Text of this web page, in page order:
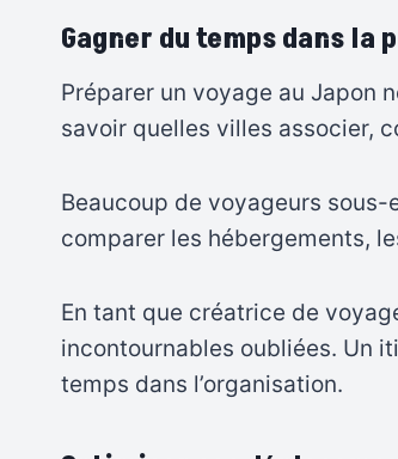
Gagner du temps dans la
Préparer un voyage au Japon
savoir quelles villes associer,
Beaucoup de voyageurs
comparer les hébergements,
En tant que créatrice de
incontournables oubliées. Un
temps dans l’organisation.